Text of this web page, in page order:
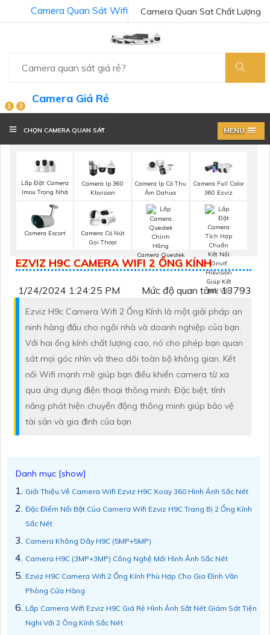
Camera Quan Sat Chất Lượng
Camera Quan Sát Wifi
1 3
Camera Giá Rẻ
CHỌN CAMERA QUAN SÁT MENU
Lắp Đặt Camera
Imou Trong Nhà
Camera Ip 360
Kbvision
Camera Ip Có Thu
Ậm Dahua
Camera Full Color
360 Ezviz
Camera Escort
Camera Có Nút
Gọi Thoại
Camera Questek
Camera Chuẩn
Onvif Hikvision
EZVIZ H9C CAMERA WIFI 2 ỐNG KÍNH
1/24/2024 1:24:25 PM Mức độ quan tâm: 13793
Ezviz H9c Camera Wifi 2 Ống Kính là một giải pháp an
ninh hàng đầu cho ngôi nhà và doanh nghiệp của bạn.
Với hai ống kính chất lượng cao, nó cho phép bạn quan
sát mọi góc nhìn và theo dõi toàn bộ không gian. Kết
nối Wifi mạnh mẽ giúp bạn điều khiển camera từ xa
qua ứng dụng điện thoại thông minh. Đặc biệt, tính
năng phát hiện chuyển động thông minh giúp bảo vệ
tài sản và gia đình của bạn
Giới Thiệu Về Camera Wifi Ezviz H9C Xoay 360 Hình Ảnh Sắc Nét
Đặc Điểm Nổi Bật Của Camera Wifi Ezviz H9C Trang Bị 2 Ống Kính
Sắc Nét
Camera Không Dây H9C (5MP+5MP)
Camera H9C (3MP+3MP) Công Nghệ Mới Hình Ảnh Sắc Nét
Ezviz H9C Camera Wifi 2 Ống Kính Phù Hợp Cho Gia Đình Văn
Phòng Cửa Hàng
Lắp Camera Wifi Ezviz H9C Giá Rẻ Hình Ảnh Sắt Nét Giám Sát Tiện
Nghi Với 2 Ông Kính Sắc Nét